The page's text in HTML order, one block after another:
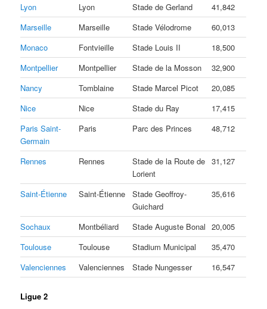
Lyon
Lyon Stade de Gerland
41,842
Marseille
Marseille Stade Vélodrome
60,013
Monaco
Fontvieille Stade Louis II
18,500
Montpellier
Montpellier Stade de la Mosson
32,900
Nancy
Tomblaine Stade Marcel Picot
20,085
Nice
Nice Stade du Ray
17,415
Paris Saint-
Germain
Paris Parc des Princes 48,712
Rennes Rennes
Stade de la Route de
Lorient
31,127
Saint-Étienne Saint-Étienne
Stade Geoffroy-
Guichard
35,616
Sochaux Montbéliard Stade Auguste Bonal 20,005
Toulouse
Toulouse Stadium Municipal
35,470
Valenciennes
Valenciennes Stade Nungesser 16,547
Ligue 2